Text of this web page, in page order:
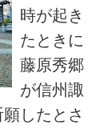
時が起き
たときに
藤原秀郷
が信州諏
したとさ